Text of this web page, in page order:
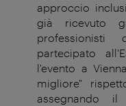
approccio
già ricevuto
partecipato
l'evento a
migliore"
assegnando